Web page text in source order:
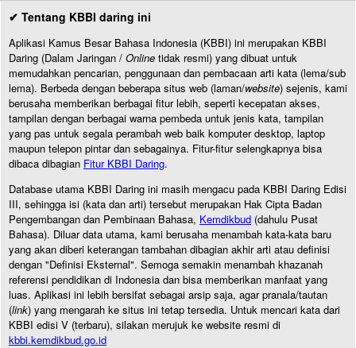
✔ Tentang KBBI daring ini
Aplikasi Kamus Besar Bahasa Indonesia (KBBI) ini merupakan KBBI
Daring (Dalam Jaringan / Online tidak resmi) yang dibuat untuk
memudahkan pencarian, penggunaan dan pembacaan arti kata (lema/sub
lema). Berbeda dengan beberapa situs web (laman/website) sejenis, kami
berusaha memberikan berbagai fitur lebih, seperti kecepatan akses,
tampilan dengan berbagai warna pembeda untuk jenis kata, tampilan
yang pas untuk segala perambah web baik komputer desktop, laptop
maupun telepon pintar dan sebagainya. Fitur-fitur selengkapnya bisa
dibaca dibagian Fitur KBBI Daring.
Database utama KBBI Daring ini masih mengacu pada KBBI Daring Edisi
III, sehingga isi (kata dan arti) tersebut merupakan Hak Cipta Badan
Pengembangan dan Pembinaan Bahasa, Kemdikbud (dahulu Pusat
Bahasa). Diluar data utama, kami berusaha menambah kata-kata baru
yang akan diberi keterangan tambahan dibagian akhir arti atau definisi
dengan "Definisi Eksternal". Semoga semakin menambah khazanah
referensi pendidikan di Indonesia dan bisa memberikan manfaat yang
luas. Aplikasi ini lebih bersifat sebagai arsip saja, agar pranala/tautan
(link) yang mengarah ke situs ini tetap tersedia. Untuk mencari kata dari
KBBI edisi V (terbaru), silakan merujuk ke website resmi di
kbbi.kemdikbud.go.id